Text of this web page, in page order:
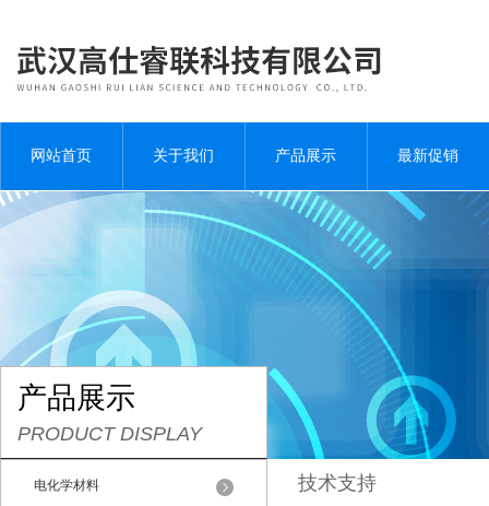
网站首页 关于我们 产品展示 最新促销
产品展示
PRODUCT DISPLAY
电化学材料 技术支持